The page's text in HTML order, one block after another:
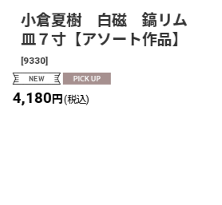
小倉夏樹 白磁 鎬リム
皿７寸【アソート作品】
[9330]
4,180円 (税込)